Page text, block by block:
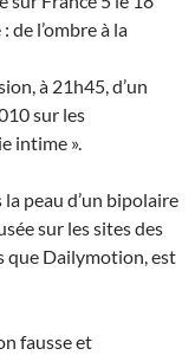
de l’ombre à la
à 21h45, d’un
sur les
intime ».
la peau d’un bipolaire
sur les sites des
que Dailymotion, est
fausse et